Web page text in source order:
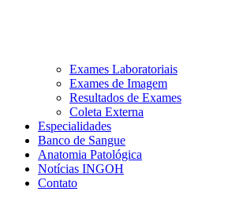
Exames Laboratoriais
Exames de Imagem
Resultados de Exames
Coleta Externa
Especialidades
Banco de Sangue
Anatomia Patológica
Notícias INGOH
Contato